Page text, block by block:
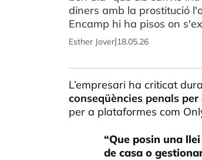
diners amb la prostitució
Encamp hi ha pisos on
Esther Jover|18.05.26
L’empresari ha criticat
conseqüències penals
per a plataformes com
“Que posin una
de casa o